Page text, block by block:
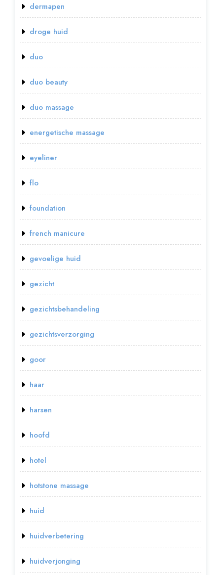
dermapen
droge huid
duo
duo beauty
duo massage
energetische massage
eyeliner
flo
foundation
french manicure
gevoelige huid
gezicht
gezichtsbehandeling
gezichtsverzorging
goor
haar
harsen
hoofd
hotel
hotstone massage
huid
huidverbetering
huidverjonging